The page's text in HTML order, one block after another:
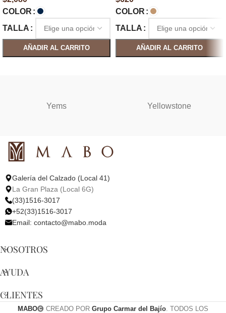
COLOR
TALLA
AÑADIR AL CARRITO
COLOR
TALLA
AÑADIR AL CARRITO
Yems Yellowstone
Galería del Calzado (Local 41)
La Gran Plaza (Local 6G)
(33)1516-3017
+52(33)1516-3017
Email: contacto@mabo.moda
NOSOTROS
AYUDA
CLIENTES
MABO CREADO POR Grupo Carmar del Bajío . TODOS LOS